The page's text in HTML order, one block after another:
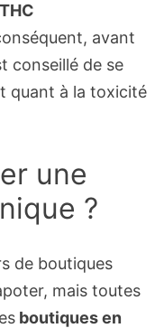
THC
avant
conseillé de se
quant à la toxicité
une
?
de boutiques
mais toutes
boutiques en